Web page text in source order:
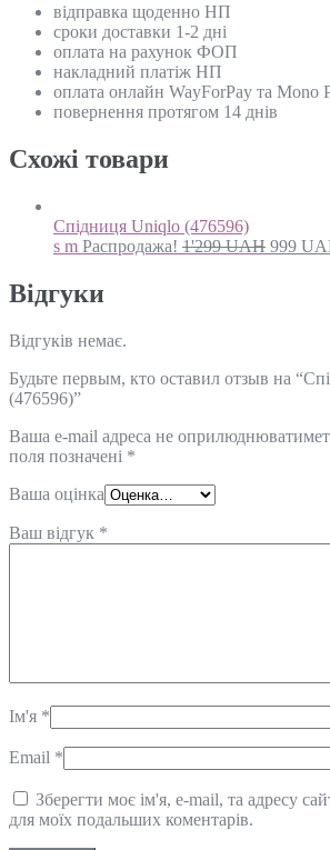
відправка щоденно НП
сроки доставки 1-2 дні
оплата на рахунок ФОП
накладний платіж НП
оплата онлайн WayForPay та Mono
повернення протягом 14 днів
Схожi товари
Спідниця Uniqlo (476596)
s m Распродажа! 1'299UAH 999
Відгуки
Відгуків немає.
Будьте первым, кто оставил отзыв на
(476596)”
Ваша e-mail адреса не
поля позначені *
Ваша оцінка
Ваш відгук *
Ім'я *
Email *
Зберегти моє ім'я, e-mail, та адресу
для моїх подальших коментарів.